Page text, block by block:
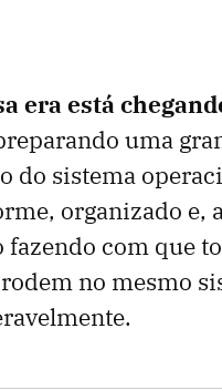
era está
uma
do sistema
organizado e,
fazendo com que
no mesmo